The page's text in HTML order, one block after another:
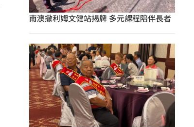
南澳撒利姆文健站揭牌 多元課程陪伴長者